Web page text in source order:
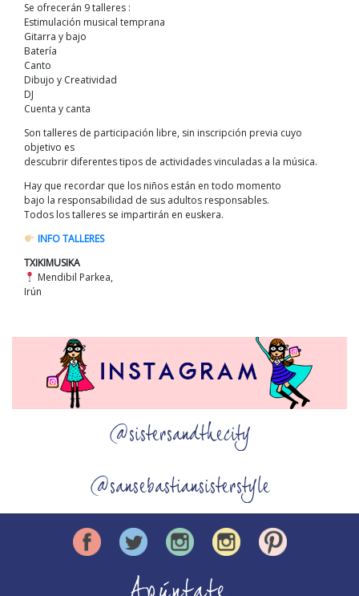
Se ofrecerán 9 talleres :
Estimulación musical temprana
Gitarra y bajo
Batería
Canto
Dibujo y Creatividad
DJ
Cuenta y canta
Son talleres de participación libre, sin inscripción previa cuyo
objetivo es
descubrir diferentes tipos de actividades vinculadas a la música.
Hay que recordar que los niños están en todo momento
bajo la responsabilidad de sus adultos responsables.
Todos los talleres se impartirán en euskera.
INFO TALLERES
TXIKIMUSIKA
Mendibil Parkea,
Irún
@sistersandthecity
@sansebastiansisterstyle